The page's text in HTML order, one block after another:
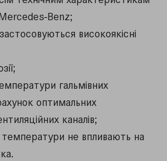
Benz;
високоякісні
гальмівних
оптимальних
каналів;
температури не впливають на